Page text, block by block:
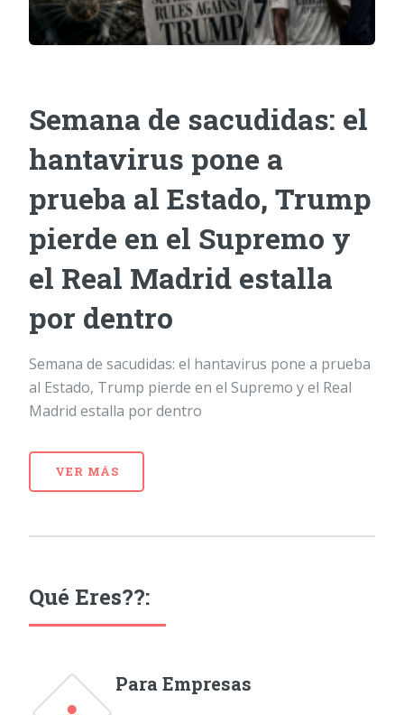
Semana de sacudidas: el
hantavirus pone a
prueba al Estado, Trump
pierde en el Supremo y
el Real Madrid estalla
por dentro
Semana de sacudidas: el hantavirus pone a prueba
al Estado, Trump pierde en el Supremo y el Real
Madrid estalla por dentro
VER MÁS
Qué Eres??:
Para Empresas